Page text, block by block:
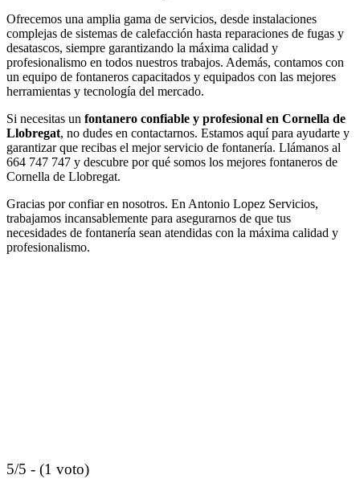
Ofrecemos una amplia gama de servicios, desde instalaciones
complejas de sistemas de calefacción hasta reparaciones de fugas y
desatascos, siempre garantizando la máxima calidad y
profesionalismo en todos nuestros trabajos. Además, contamos con
un equipo de fontaneros capacitados y equipados con las mejores
herramientas y tecnología del mercado.
Si necesitas un fontanero confiable y profesional en Cornella de
Llobregat, no dudes en contactarnos. Estamos aquí para ayudarte y
garantizar que recibas el mejor servicio de fontanería. Llámanos al
664 747 747 y descubre por qué somos los mejores fontaneros de
Cornella de Llobregat.
Gracias por confiar en nosotros. En Antonio Lopez Servicios,
trabajamos incansablemente para asegurarnos de que tus
necesidades de fontanería sean atendidas con la máxima calidad y
profesionalismo.
5/5 - (1 voto)